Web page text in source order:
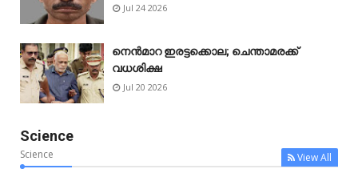
Jul 24 2026
നെൻമാറ ഇരട്ടക്കൊല; ചെന്താമരക്ക്
വധശിക്ഷ
Jul 20 2026
Science
Science View All